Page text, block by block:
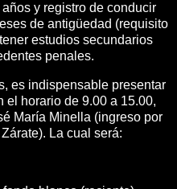
y registro de conducir
de antigüedad (requisito
estudios secundarios
penales.
es indispensable presentar
el horario de 9.00 a 15.00,
María Minella (ingreso por
La cual será: